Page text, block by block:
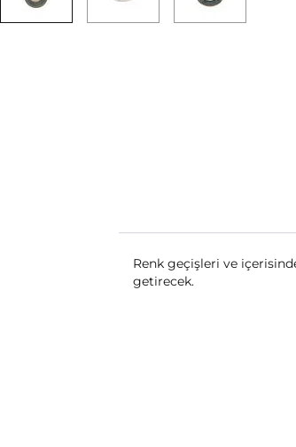
Renk geçişleri ve
getirecek.